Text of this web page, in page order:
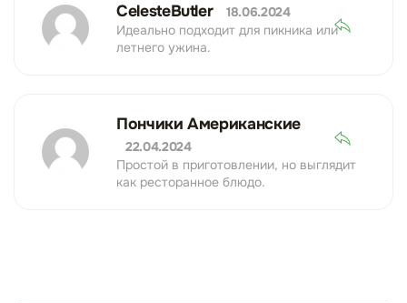
CelesteButler
18.06.2024
Идеально подходит для пикника или
летнего ужина.
Пончики Американские
22.04.2024
Простой в приготовлении, но выглядит
как ресторанное блюдо.